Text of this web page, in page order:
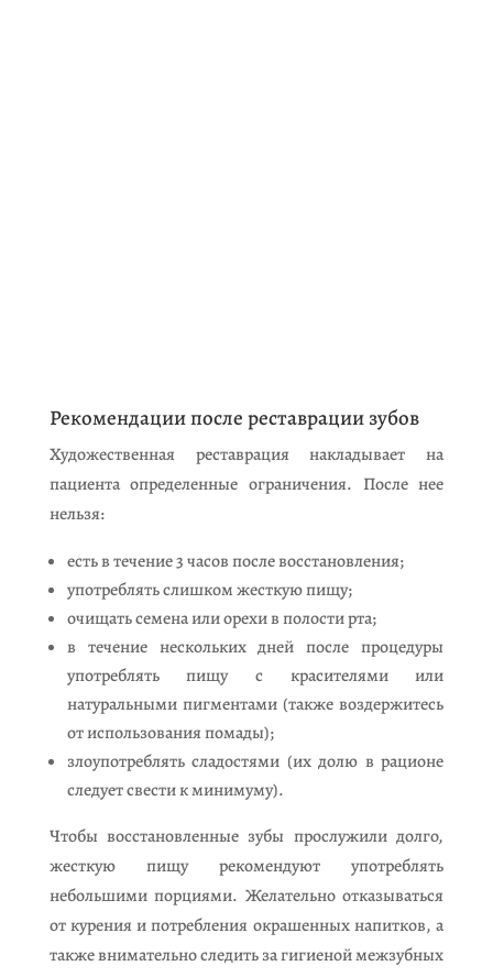
Рекомендации после реставрации зубов
Художественная реставрация накладывает на
пациента определенные ограничения. После нее
нельзя:
есть в течение 3 часов после восстановления;
употреблять слишком жесткую пищу;
очищать семена или орехи в полости рта;
в течение нескольких дней после процедуры
употреблять пищу с красителями или
натуральными пигментами (также воздержитесь
от использования помады);
злоупотреблять сладостями (их долю в рационе
следует свести к минимуму).
Чтобы восстановленные зубы прослужили долго,
жесткую пищу рекомендуют употреблять
небольшими порциями. Желательно отказываться
от курения и потребления окрашенных напитков, а
также внимательно следить за гигиеной межзубных